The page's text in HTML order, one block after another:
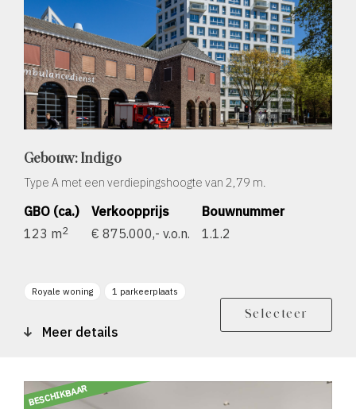
Gebouw: Indigo
Type A met een verdiepingshoogte van 2,79 m.
GBO (ca.)
123 m2
Verkoopprijs
€ 875.000,- v.o.n.
Bouwnummer
1.1.2
Royale woning 1 parkeerplaats
Meer details
Selecteer
BESCHIKBAAR